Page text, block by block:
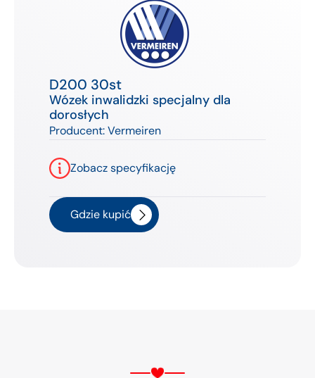
D200 30st
Wózek inwalidzki specjalny dla
dorosłych
Producent:Vermeiren
Zobacz specyfikację
Gdzie kupić